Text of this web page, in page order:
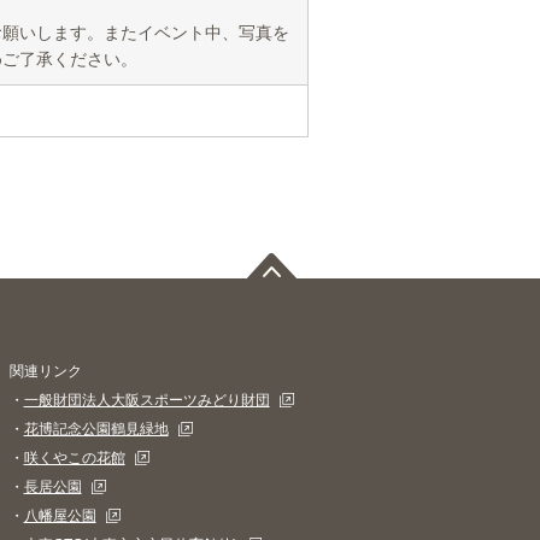
いします。またイベント中、写真を
了承ください。
関連リンク
・ 一般財団法人大阪スポーツみどり財団
・ 花博記念公園鶴見緑地
・ 咲くやこの花館
・ 長居公園
・ 八幡屋公園